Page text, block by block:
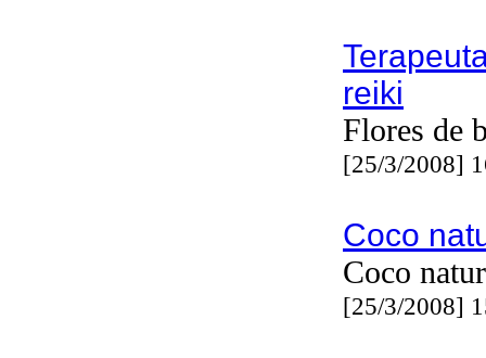
reiki
Flores de
[25/3/2008]
Coco
Coco
[25/3/2008]